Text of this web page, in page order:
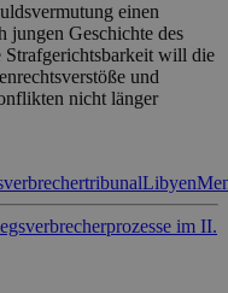
einen
jungen Geschichte des
will die
und
nicht länger
Libyen